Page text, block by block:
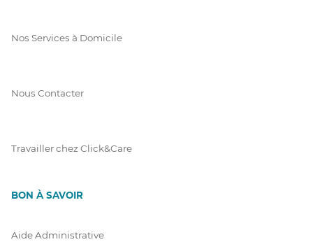
Nos Services à Domicile
Nous Contacter
Travailler chez Click&Care
BON À SAVOIR
Aide Administrative